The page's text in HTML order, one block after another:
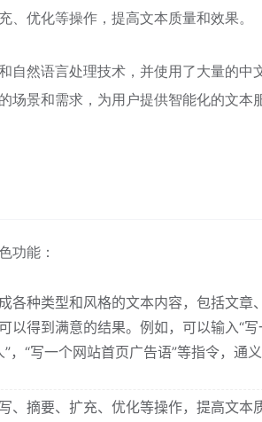
优化等操作，提高文本质量和效果。
自然语言处理技术，并使用了大量的中
场景和需求，为用户提供智能化的文本
功能：
各种类型和风格的文本内容，包括文章
以得到满意的结果。例如，可以输入“写
，“写一个网站首页广告语”等指令，通
、摘要、扩充、优化等操作，提高文本